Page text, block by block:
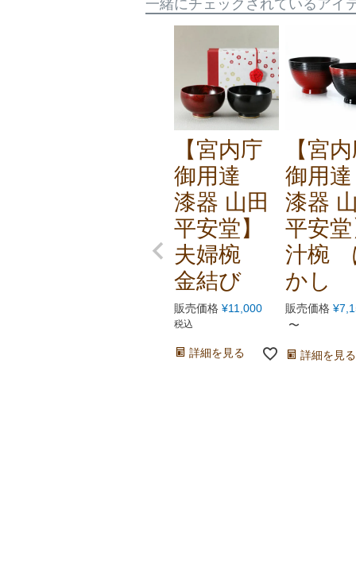
一緒にチェックされているアイ
【宮内庁
御用達
漆器 山田
平安堂】
夫婦椀
金結び
販売価格 ¥11,000
税込
詳細を見る
【宮
御用
漆器
平安
汁椀
かし
販売価格 ¥
〜
詳細を見る